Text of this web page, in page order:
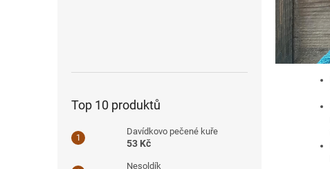
Top 10 produktů
Davídkovo pečené kuře
53 Kč
Nesoldík